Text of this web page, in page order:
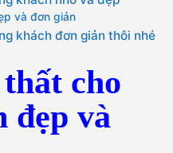
và đơn giản
khách đơn giản thôi nhé
cho
đẹp và